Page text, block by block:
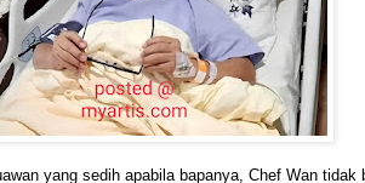
yang sedih apabila bapanya, Chef Wan tidak